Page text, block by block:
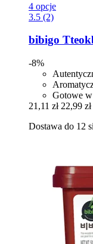
4 opcje
3.5 (2)
bibigo
-8%
Gotowe
21,11 zł 22,99 zł
Dostawa do 12